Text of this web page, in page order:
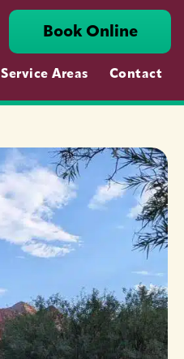
Book Online
Service Areas Contact